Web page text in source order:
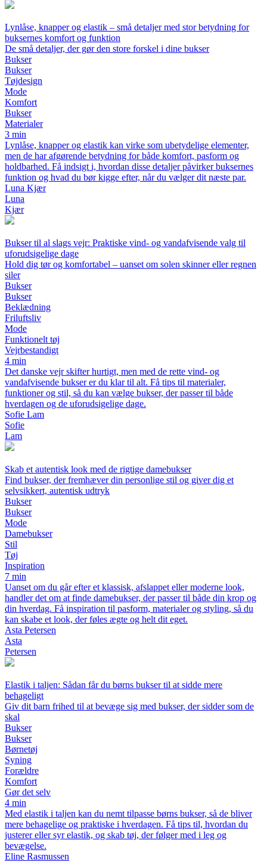
Lynlåse, knapper og elastik – små detaljer med stor betydning for
buksernes komfort og funktion
De små detaljer, der gør den store forskel i dine bukser
Bukser
Bukser
Tøjdesign
Mode
Komfort
Bukser
Materialer
3 min
Lynlåse, knapper og elastik kan virke som ubetydelige elementer,
men de har afgørende betydning for både komfort, pasform og
holdbarhed. Få indsigt i, hvordan disse detaljer påvirker buksernes
funktion og hvad du bør kigge efter, når du vælger dit næste par.
Luna Kjær
Luna
Kjær
Bukser til al slags vejr: Praktiske vind- og vandafvisende valg til
uforudsigelige dage
Hold dig tør og komfortabel – uanset om solen skinner eller regnen
siler
Bukser
Bukser
Beklædning
Friluftsliv
Mode
Funktionelt tøj
Vejrbestandigt
4 min
Det danske vejr skifter hurtigt, men med de rette vind- og
vandafvisende bukser er du klar til alt. Få tips til materialer,
funktioner og stil, så du kan vælge bukser, der passer til både
hverdagen og de uforudsigelige dage.
Sofie Lam
Sofie
Lam
Skab et autentisk look med de rigtige damebukser
Find bukser, der fremhæver din personlige stil og giver dig et
selvsikkert, autentisk udtryk
Bukser
Bukser
Mode
Damebukser
Stil
Tøj
Inspiration
7 min
Uanset om du går efter et klassisk, afslappet eller moderne look,
handler det om at finde damebukser, der passer til både din krop og
din hverdag. Få inspiration til pasform, materialer og styling, så du
kan skabe et look, der føles ægte og helt dit eget.
Asta Petersen
Asta
Petersen
Elastik i taljen: Sådan får du børns bukser til at sidde mere
behageligt
Giv dit barn frihed til at bevæge sig med bukser, der sidder som de
skal
Bukser
Bukser
Børnetøj
Syning
Forældre
Komfort
Gør det selv
4 min
Med elastik i taljen kan du nemt tilpasse børns bukser, så de bliver
mere behagelige og praktiske i hverdagen. Få tips til, hvordan du
justerer eller syr elastik, og skab tøj, der følger med i leg og
bevægelse.
Eline Rasmussen